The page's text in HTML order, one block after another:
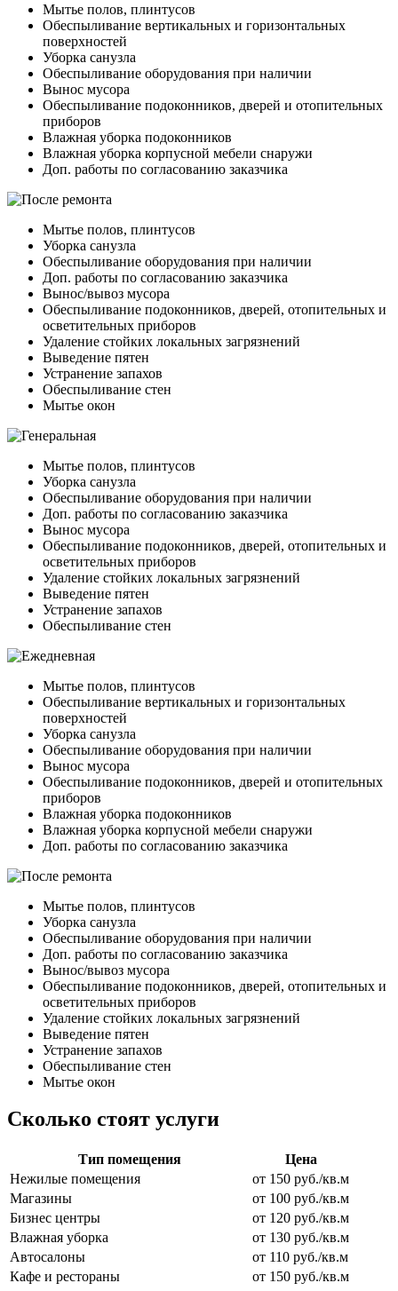
Мытье полов, плинтусов
Обеспыливание вертикальных и горизонтальных
поверхностей
Уборка санузла
Обеспыливание оборудования при наличии
Вынос мусора
Обеспыливание подоконников, дверей и отопительных
приборов
Влажная уборка подоконников
Влажная уборка корпусной мебели снаружи
Доп. работы по согласованию заказчика
Мытье полов, плинтусов
Уборка санузла
Обеспыливание оборудования при наличии
Доп. работы по согласованию заказчика
Вынос/вывоз мусора
Обеспыливание подоконников, дверей, отопительных и
осветительных приборов
Удаление стойких локальных загрязнений
Выведение пятен
Устранение запахов
Обеспыливание стен
Мытье окон
Мытье полов, плинтусов
Уборка санузла
Обеспыливание оборудования при наличии
Доп. работы по согласованию заказчика
Вынос мусора
Обеспыливание подоконников, дверей, отопительных и
осветительных приборов
Удаление стойких локальных загрязнений
Выведение пятен
Устранение запахов
Обеспыливание стен
Мытье полов, плинтусов
Обеспыливание вертикальных и горизонтальных
поверхностей
Уборка санузла
Обеспыливание оборудования при наличии
Вынос мусора
Обеспыливание подоконников, дверей и отопительных
приборов
Влажная уборка подоконников
Влажная уборка корпусной мебели снаружи
Доп. работы по согласованию заказчика
Мытье полов, плинтусов
Уборка санузла
Обеспыливание оборудования при наличии
Доп. работы по согласованию заказчика
Вынос/вывоз мусора
Обеспыливание подоконников, дверей, отопительных и
осветительных приборов
Удаление стойких локальных загрязнений
Выведение пятен
Устранение запахов
Обеспыливание стен
Мытье окон
Сколько стоят услуги
Тип помещения
Цена
Нежилые помещения
от 150 руб./кв.м
Магазины
от 100 руб./кв.м
Бизнес центры
от 120 руб./кв.м
Влажная уборка
от 130 руб./кв.м
Автосалоны
от 110 руб./кв.м
Кафе и рестораны
от 150 руб./кв.м